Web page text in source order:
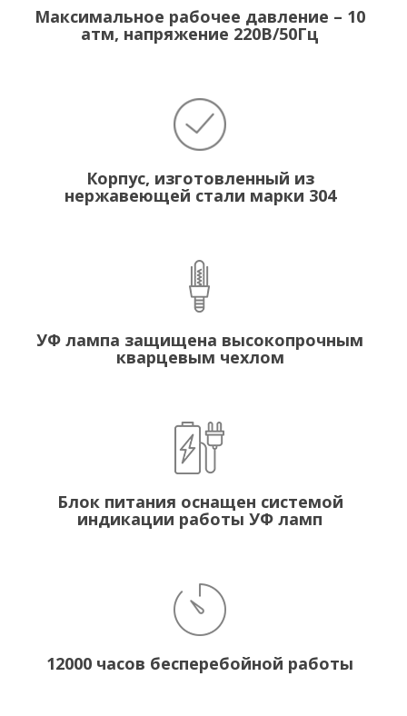
Максимальное рабочее давление – 10
атм, напряжение 220В/50Гц
Корпус, изготовленный из
нержавеющей стали марки 304
УФ лампа защищена высокопрочным
кварцевым чехлом
Блок питания оснащен системой
индикации работы УФ ламп
12000 часов бесперебойной работы